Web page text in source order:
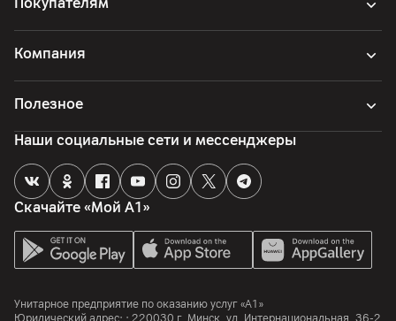
Компания
Полезное
Скачайте «Мой А1»
Наши социальные сети и мессенджеры
Унитарное предприятие по оказанию услуг «А1»
Юридический адрес: : 220030 г. Минск ул. Интернациональная, 36-2